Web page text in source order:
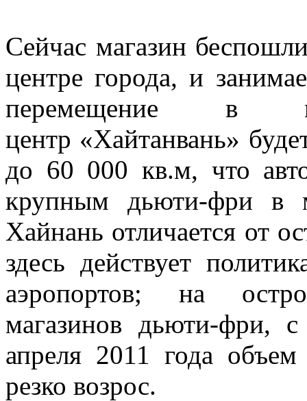
Сейчас магазин
центре города, и
перемещение в
центр «Хайтанвань»
до 60 000 кв.м, что
крупным дьюти-фри в
Хайнань отличается от
здесь действует
аэропортов; на
магазинов дьюти-фри,
апреля 2011 года
резко возрос.